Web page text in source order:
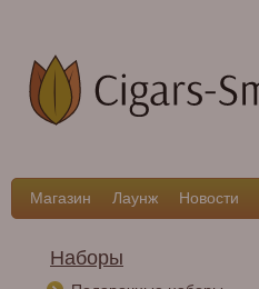
Магазин Лаунж Новости
Наборы